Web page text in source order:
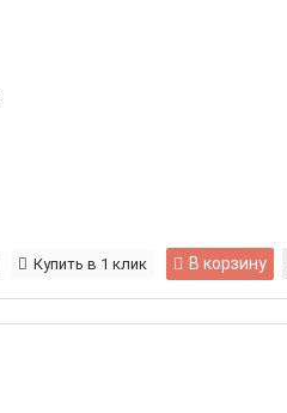
В корзину
Купить в 1 клик